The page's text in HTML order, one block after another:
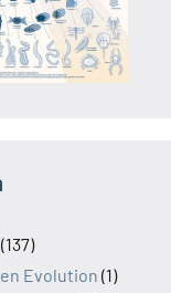
(137)
Evolution (1)